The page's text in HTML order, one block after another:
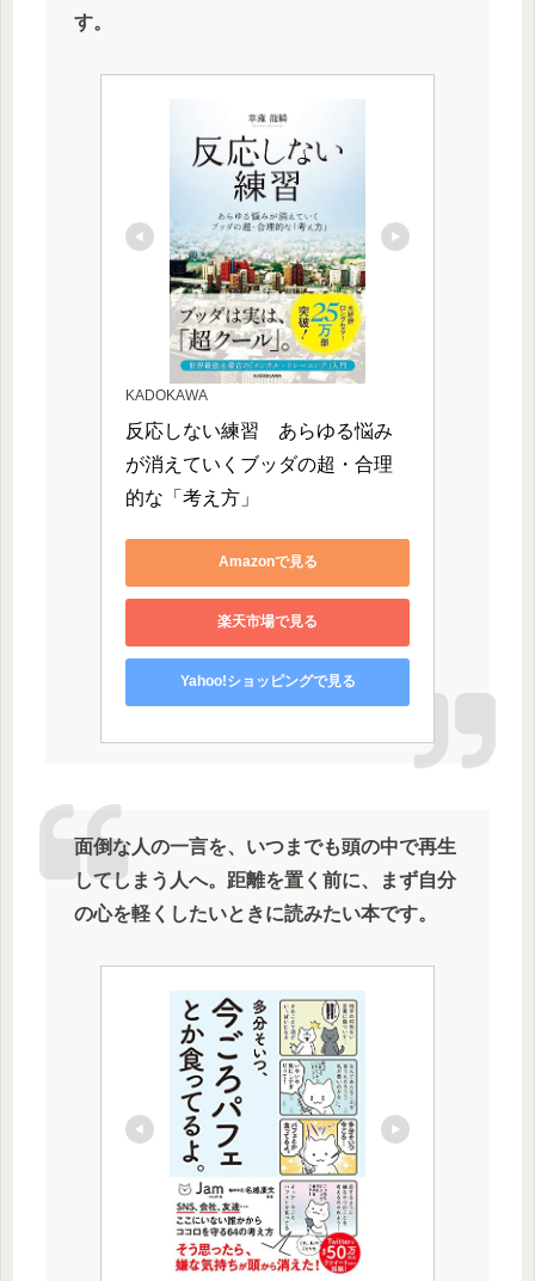
す。
KADOKAWA
反応しない練習　あらゆる悩み
が消えていくブッダの超・合理
的な「考え方」
Amazonで見る
楽天市場で見る
Yahoo!ショッピングで見る
面倒な人の一言を、いつまでも頭の中で再生
してしまう人へ。距離を置く前に、まず自分
の心を軽くしたいときに読みたい本です。